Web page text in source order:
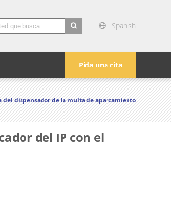
Spanish
Pida una cita
del dispensador de la multa de aparcamiento
del IP con el